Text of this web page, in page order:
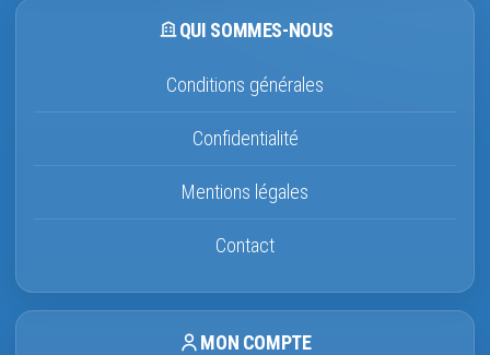
QUI SOMMES-NOUS
Conditions générales
Confidentialité
Mentions légales
Contact
MON COMPTE